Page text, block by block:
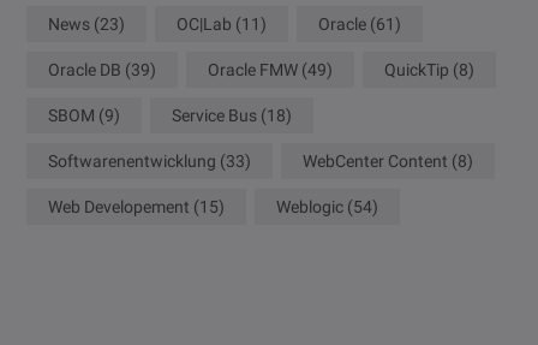
News (23) OC|Lab (11) Oracle (61)
Oracle DB (39) Oracle FMW (49) QuickTip (8)
SBOM (9) Service Bus (18)
Softwarenentwicklung (33) WebCenter Content (8)
Web Developement (15) Weblogic (54)